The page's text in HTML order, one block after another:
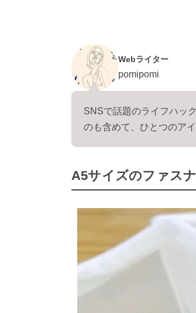
Webライター
pomipomi
SNSで話題のライフハッ
のも含めて、ひとつのア
A5サイズのファス